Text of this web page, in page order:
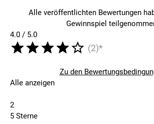
Alle veröffentlichten Bewertungen
Gewinnspiel
4.0 / 5.0
(2)*
Zu den
Alle anzeigen
2
5 Sterne